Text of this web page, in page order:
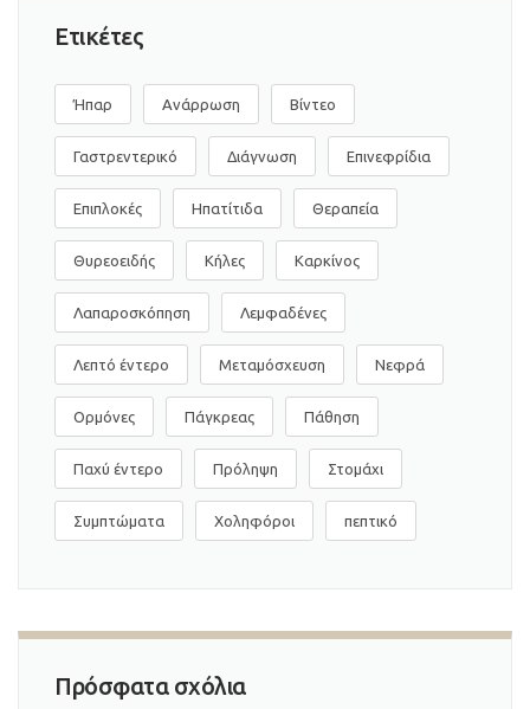
Ετικέτες
Ήπαρ Ανάρρωση Βίντεο
Γαστρεντερικό Διάγνωση Επινεφρίδια
Επιπλοκές Ηπατίτιδα Θεραπεία
Θυρεοειδής Κήλες Καρκίνος
Λαπαροσκόπηση Λεμφαδένες
Λεπτό έντερο Μεταμόσχευση Νεφρά
Ορμόνες Πάγκρεας Πάθηση
Παχύ έντερο Πρόληψη Στομάχι
Συμπτώματα Χοληφόροι πεπτικό
Πρόσφατα σχόλια